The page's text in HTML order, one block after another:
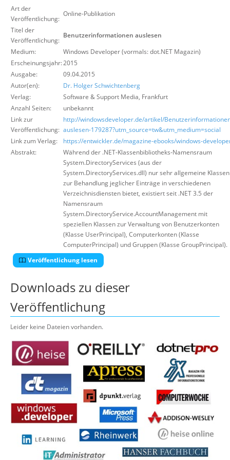
Art der
Veröffentlichung:
Online-Publikation
Titel der
Veröffentlichung:
Benutzerinformationen auslesen
Medium:
Windows Developer (vormals: dot.NET Magazin)
Erscheinungsjahr:2015
Ausgabe:
09.04.2015
Autor(en):
Dr. Holger Schwichtenberg
Verlag:
Software & Support Media, Frankfurt
Anzahl Seiten:
unbekannt
Link zur
Veröffentlichung:
http://windowsdeveloper.de/artikel/
auslesen-179287?utm_source=tw&utm_medium=social
Link zum Verlag:
https://entwickler.de/magazine-ebooks/windows-
Abstrakt:
Während der .NET-Klassenbibliotheks-Namensraum
System.DirectoryServices (aus der
System.DirectoryServices.dll) nur sehr allgemeine Klassen
zur Behandlung jeglicher Einträge in verschiedenen
Verzeichnisdiensten bietet, existiert seit .NET 3.5 der
Namensraum
System.DirectoryService.AccountManagement mit
speziellen Klassen zur Verwaltung von Benutzerkonten
(Klasse UserPrincipal), Computerkonten (Klasse
ComputerPrincipal) und Gruppen (Klasse GroupPrincipal).
Veröffentlichung lesen
Downloads zu dieser
Veröffentlichung
Leider keine Dateien vorhanden.